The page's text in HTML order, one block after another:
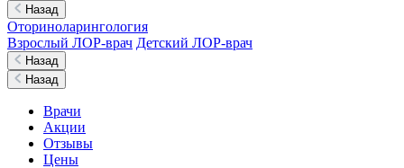
Назад
Оториноларингология
Взрослый ЛОР-врач Детский ЛОР-врач
Назад
Назад
Врачи
Акции
Отзывы
Цены